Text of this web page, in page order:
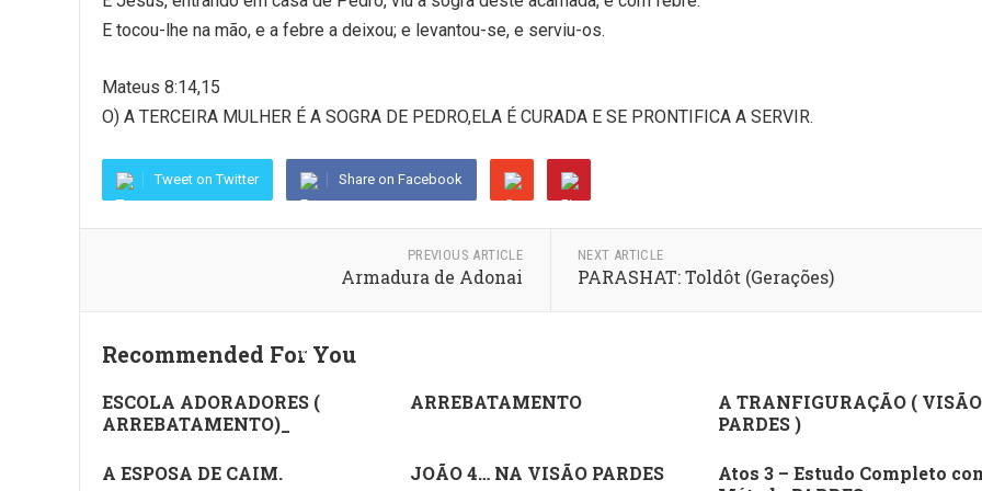
E tocou-lhe na mão, e a febre a deixou; e levantou-se, e serviu-os.
Mateus 8:14,15
O) A TERCEIRA MULHER É A SOGRA DE PEDRO,ELA É CURADA E SE PRONTIFICA A SERVIR.
Tweet on Twitter Share on Facebook
PREVIOUS ARTICLE
Armadura de Adonai
NEXT ARTICLE
PARASHAT: Toldôt (Gerações)
Recommended For You
ESCOLA ADORADORES (
ARREBATAMENTO)_
ARREBATAMENTO
A TRANFIGURAÇÃO ( VISÃO
PARDES )
A ESPOSA DE CAIM. JOÃO 4… NA VISÃO PARDES
Atos 3 – Estudo Completo